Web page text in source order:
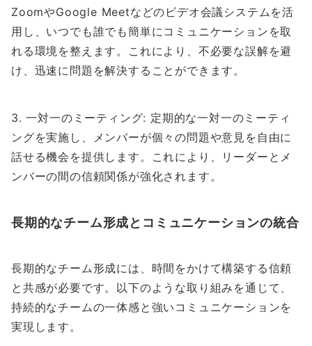
ZoomやGoogle Meetなどのビデオ会議システムを活
用し、いつでも誰でも簡単にコミュニケーションを取
れる環境を整えます。これにより、不必要な誤解を避
け、迅速に問題を解決することができます。
3. 一対一のミーティング: 定期的な一対一のミーティ
ングを実施し、メンバーが個々の問題や意見を自由に
話せる機会を提供します。これにより、リーダーとメ
ンバーの間の信頼関係が強化されます。
長期的なチーム形成とコミュニケーションの統合
長期的なチーム形成には、時間をかけて構築する信頼
と共感が必要です。以下のような取り組みを通じて、
持続的なチームの一体感と強いコミュニケーションを
実現します。